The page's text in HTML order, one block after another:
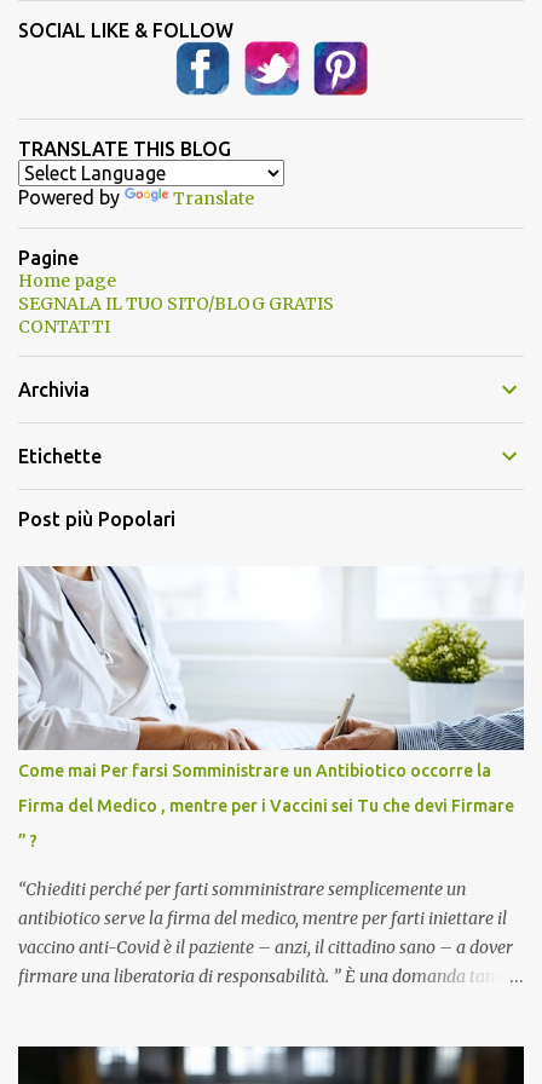
SOCIAL LIKE & FOLLOW
TRANSLATE THIS BLOG
Powered by Translate
Pagine
Home page
SEGNALA IL TUO SITO/BLOG GRATIS
CONTATTI
Archivia
Etichette
Post più Popolari
Come mai Per farsi Somministrare un Antibiotico occorre la
Firma del Medico , mentre per i Vaccini sei Tu che devi Firmare
” ?
“Chiediti perché per farti somministrare semplicemente un
antibiotico serve la firma del medico, mentre per farti iniettare il
vaccino anti-Covid è il paziente – anzi, il cittadino sano – a dover
firmare una liberatoria di responsabilità. ” È una domanda tanto
pandemia. Un interrogativo che dovrebbe scuotere chiunque abbia